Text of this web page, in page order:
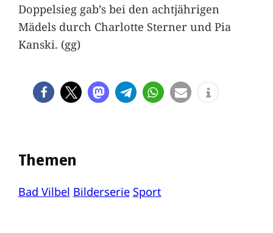
Doppelsieg gab’s bei den achtjährigen
Mädels durch Charlotte Sterner und Pia
Kanski. (gg)
Themen
Bad Vilbel Bilderserie Sport